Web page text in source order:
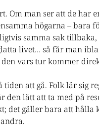
Om man ser att de har
högarna – bara
samma sak
livet… så får man
vars tur kommer
att gå. Folk lär sig
den lätt att ta med på
det gäller bara att